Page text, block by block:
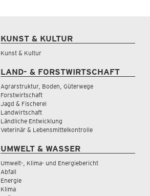
KUNST & KULTUR
Kunst & Kultur
LAND- & FORSTWIRTSCHAFT
Agrarstruktur, Boden, Güterwege
Forstwirtschaft
Jagd & Fischerei
Landwirtschaft
Ländliche Entwicklung
Veterinär & Lebensmittelkontrolle
UMWELT & WASSER
Umwelt-, Klima- und Energiebericht
Abfall
Energie
Klima